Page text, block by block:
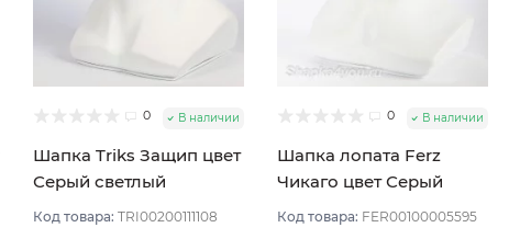
0 В наличии
Шапка Triks Защип цвет
Серый светлый
Код товара: TRI00200111108
0 В наличии
Шапка лопата Ferz
Чикаго цвет Серый
Код товара: FER00100005595